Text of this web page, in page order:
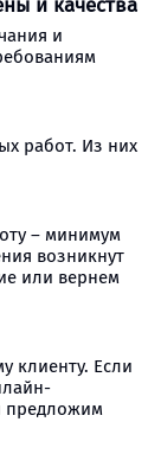
и качества
и
работ. Из них
– минимум
возникнут
или вернем
клиенту. Если
предложим